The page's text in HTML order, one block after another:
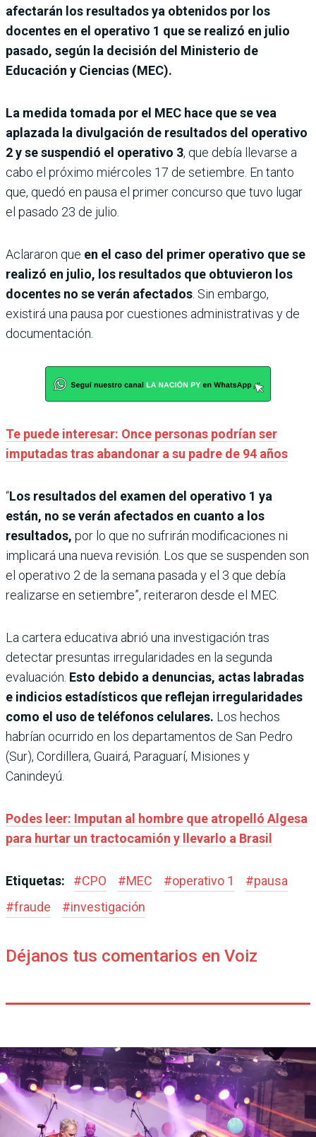
afectarán los resultados ya obtenidos por los
docentes en el operativo 1 que se realizó en julio
pasado, según la decisión del Ministerio de
Educación y Ciencias (MEC).
La medida tomada por el MEC hace que se vea
aplazada la divulgación de resultados del operativo
2 y se suspendió el operativo 3, que debía llevarse a
cabo el próximo miércoles 17 de setiembre. En tanto
que, quedó en pausa el primer concurso que tuvo lugar
el pasado 23 de julio.
Aclararon que en el caso del primer operativo que se
realizó en julio, los resultados que obtuvieron los
docentes no se verán afectados . Sin embargo,
existirá una pausa por cuestiones administrativas y de
documentación.
Te puede interesar: Once personas podrían ser
imputadas tras abandonar a su padre de 94 años
“Los resultados del examen del operativo 1 ya
están, no se verán afectados en cuanto a los
resultados, por lo que no sufrirán modificaciones ni
implicará una nueva revisión. Los que se suspenden son
el operativo 2 de la semana pasada y el 3 que debía
realizarse en setiembre”, reiteraron desde el MEC.
La cartera educativa abrió una investigación tras
detectar presuntas irregularidades en la segunda
evaluación. Esto debido a denuncias, actas labradas
e indicios estadísticos que reflejan irregularidades
como el uso de teléfonos celulares. Los hechos
habrían ocurrido en los departamentos de San Pedro
(Sur), Cordillera, Guairá, Paraguarí, Misiones y
Canindeyú.
Podes leer: Imputan al hombre que atropelló Algesa
para hurtar un tractocamión y llevarlo a Brasil
Etiquetas: #CPO #MEC #operativo 1 #pausa
#fraude #investigación
Déjanos tus comentarios en Voiz